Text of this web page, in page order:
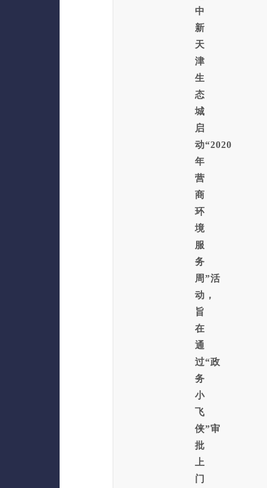
中
新
天
津
生
态
城
启
动“2020
年
营
商
环
境
服
务
周”活
动，
旨
在
通
过“政
务
小
飞
侠”审
批
上
门